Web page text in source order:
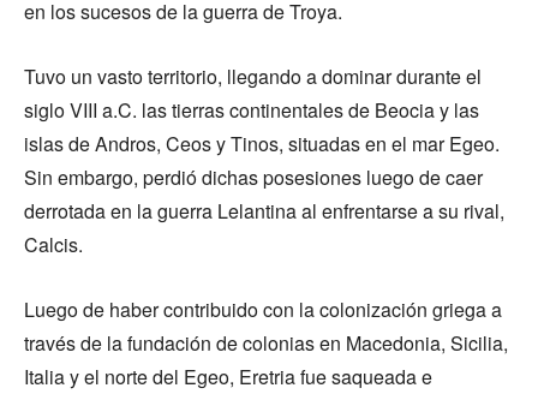
en los sucesos de la guerra de Troya.
Tuvo un vasto territorio, llegando a dominar durante el
siglo VIII a.C. las tierras continentales de Beocia y las
islas de Andros, Ceos y Tinos, situadas en el mar Egeo.
Sin embargo, perdió dichas posesiones luego de caer
derrotada en la guerra Lelantina al enfrentarse a su rival,
Calcis.
Luego de haber contribuido con la colonización griega a
través de la fundación de colonias en Macedonia, Sicilia,
Italia y el norte del Egeo, Eretria fue saqueada e